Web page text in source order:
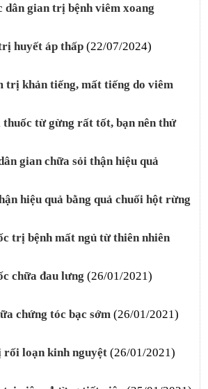
dân gian trị bệnh viêm xoang
huyết áp thấp (22/07/2024)
trị khản tiếng, mất tiếng do viêm
thuốc từ gừng rất tốt, bạn nên thử
gian chữa sỏi thận hiệu quả
hiệu quả bằng quả chuối hột rừng
trị bệnh mất ngủ từ thiên nhiên
chữa đau lưng (26/01/2021)
chứng tóc bạc sớm (26/01/2021)
loạn kinh nguyệt (26/01/2021)